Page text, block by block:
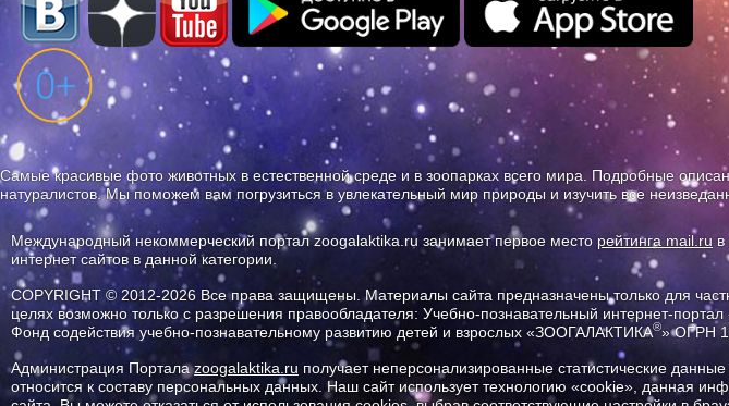
Самые красивые фото животных в естественной среде и в зоопарках всего мира. Подробные
натуралистов. Мы поможем вам погрузиться в увлекательный мир природы и изучить все
Международный некоммерческий портал zoogalaktika.ru занимает первое место рейтинга mail.ru в
интернет сайтов в данной категории.
COPYRIGHT © 2012-2026 Все права защищены. Материалы сайта предназначены только для
целях возможно только с разрешения правообладателя: Учебно-познавательный интернет-портал
Фонд содействия учебно-познавательному развитию детей и взрослых «ЗООГАЛАКТИКА®» ОГРН
Администрация Порталаzoogalaktika.ru получает неперсонализированные статистические
относится к составу персональных данных. Наш сайт использует технологию «cookie», данная